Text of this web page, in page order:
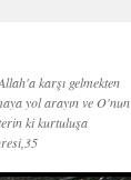
karşı gelmekten
yol arayın ve O'nun
ki kurtuluşa